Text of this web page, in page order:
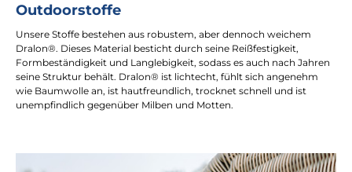
Outdoorstoffe
Unsere Stoffe bestehen aus robustem, aber dennoch weichem
Dralon®. Dieses Material besticht durch seine Reißfestigkeit,
Formbeständigkeit und Langlebigkeit, sodass es auch nach Jahren
seine Struktur behält. Dralon® ist lichtecht, fühlt sich angenehm
wie Baumwolle an, ist hautfreundlich, trocknet schnell und ist
unempfindlich gegenüber Milben und Motten.